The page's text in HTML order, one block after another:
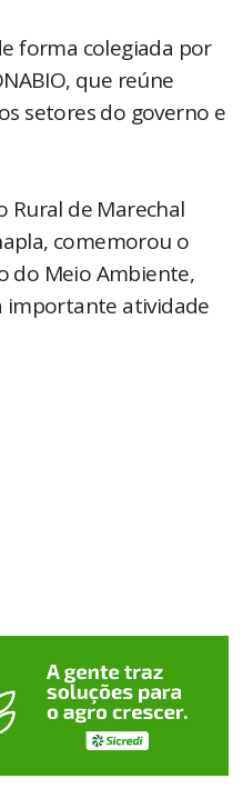
forma colegiada por
que reúne
setores do governo e
Rural de Marechal
comemorou o
do Meio Ambiente,
importante atividade